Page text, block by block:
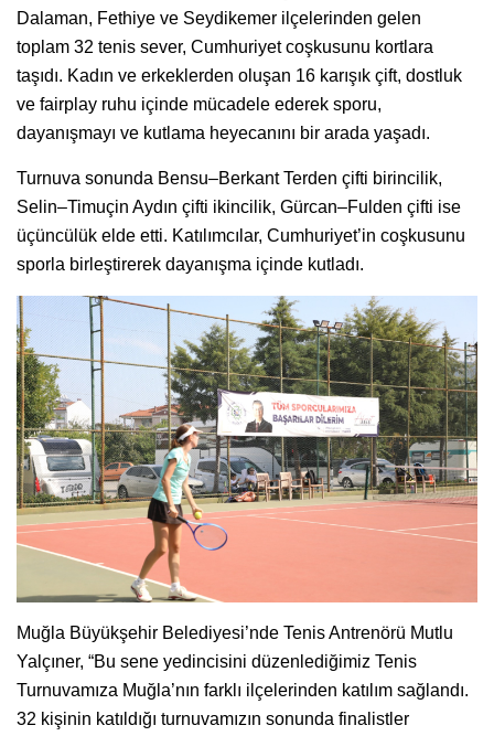
Dalaman, Fethiye ve Seydikemer ilçelerinden gelen
toplam 32 tenis sever, Cumhuriyet coşkusunu kortlara
taşıdı. Kadın ve erkeklerden oluşan 16 karışık çift, dostluk
ve fairplay ruhu içinde mücadele ederek sporu,
dayanışmayı ve kutlama heyecanını bir arada yaşadı.
Turnuva sonunda Bensu–Berkant Terden çifti birincilik,
Selin–Timuçin Aydın çifti ikincilik, Gürcan–Fulden çifti ise
üçüncülük elde etti. Katılımcılar, Cumhuriyet’in coşkusunu
sporla birleştirerek dayanışma içinde kutladı.
Muğla Büyükşehir Belediyesi’nde Tenis Antrenörü Mutlu
Yalçıner, “Bu sene yedincisini düzenlediğimiz Tenis
Turnuvamıza Muğla’nın farklı ilçelerinden katılım sağlandı.
32 kişinin katıldığı turnuvamızın sonunda finalistler